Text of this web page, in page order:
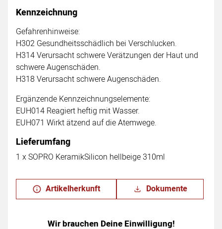
Kennzeichnung
Gefahrenhinweise:
H302 Gesundheitsschädlich bei Verschlucken.
H314 Verursacht schwere Verätzungen der Haut und
schwere Augenschäden.
H318 Verursacht schwere Augenschäden.
Ergänzende Kennzeichnungselemente:
EUH014 Reagiert heftig mit Wasser.
EUH071 Wirkt ätzend auf die Atemwege.
Lieferumfang
1 x SOPRO KeramikSilicon hellbeige 310ml
Artikelherkunft Dokumente
Wir brauchen Deine Einwilligung!